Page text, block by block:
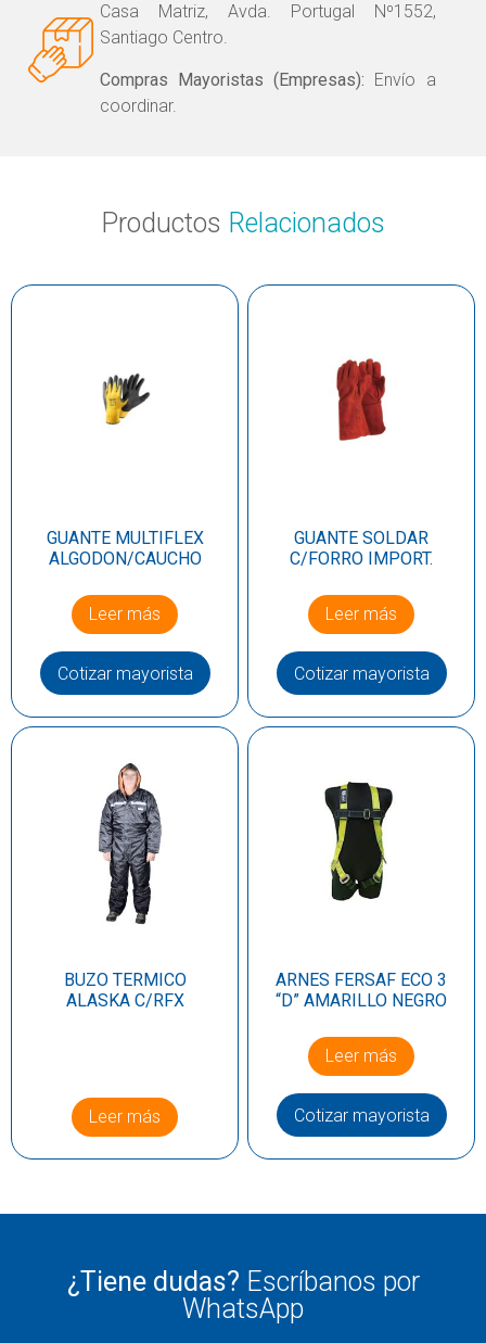
Casa Matriz, Avda. Portugal Nº1552,
Santiago Centro.
Compras Mayoristas (Empresas): Envío a
coordinar.
Productos Relacionados
GUANTE MULTIFLEX
ALGODON/CAUCHO
Leer más
Cotizar mayorista
GUANTE SOLDAR
C/FORRO IMPORT.
Leer más
Cotizar mayorista
BUZO TERMICO
ALASKA C/RFX
Leer más
ARNES FERSAF ECO 3
“D” AMARILLO NEGRO
Leer más
Cotizar mayorista
¿Tiene dudas? Escríbanos por
WhatsApp